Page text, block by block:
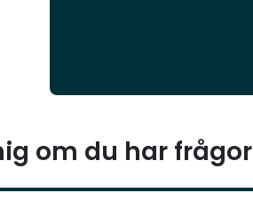
om du har frågor